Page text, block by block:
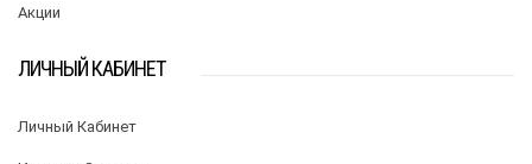
Акции
ЛИЧНЫЙ КАБИНЕТ
Личный Кабинет